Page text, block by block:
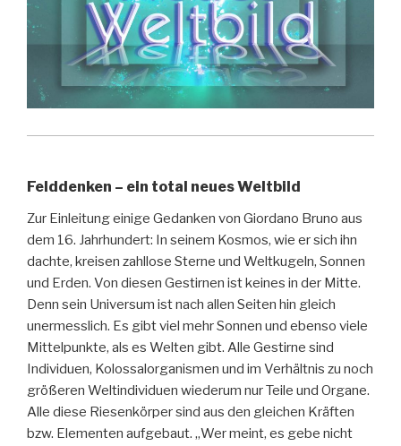
Felddenken – ein total neues Weltbild
Zur Einleitung einige Gedanken von Giordano Bruno aus
dem 16. Jahrhundert: In seinem Kosmos, wie er sich ihn
dachte, kreisen zahllose Sterne und Weltkugeln, Sonnen
und Erden. Von diesen Gestirnen ist keines in der Mitte.
Denn sein Universum ist nach allen Seiten hin gleich
unermesslich. Es gibt viel mehr Sonnen und ebenso viele
Mittelpunkte, als es Welten gibt. Alle Gestirne sind
Individuen, Kolossalorganismen und im Verhältnis zu noch
größeren Weltindividuen wiederum nur Teile und Organe.
Alle diese Riesenkörper sind aus den gleichen Kräften
bzw. Elementen aufgebaut. „Wer meint, es gebe nicht